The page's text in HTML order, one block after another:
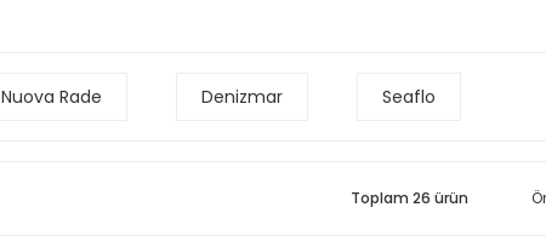
Nuova Rade Denizmar Seaflo
Toplam 26 ürün